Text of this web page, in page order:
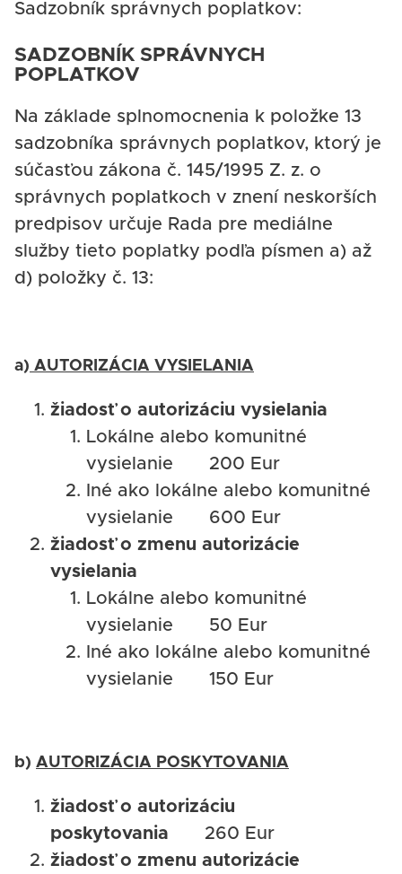
Sadzobník správnych poplatkov:
SADZOBNÍK SPRÁVNYCH
POPLATKOV
Na základe splnomocnenia k položke 13
sadzobníka správnych poplatkov, ktorý je
súčasťou zákona č. 145/1995 Z. z. o
správnych poplatkoch v znení neskorších
predpisov určuje Rada pre mediálne
služby tieto poplatky podľa písmen a) až
d) položky č. 13:
a) AUTORIZÁCIA VYSIELANIA
žiadosť o autorizáciu vysielania
Lokálne alebo komunitné
vysielanie 200 Eur
Iné ako lokálne alebo komunitné
vysielanie 600 Eur
žiadosť o zmenu autorizácie
vysielania
Lokálne alebo komunitné
vysielanie 50 Eur
Iné ako lokálne alebo komunitné
vysielanie 150 Eur
b) AUTORIZÁCIA POSKYTOVANIA
žiadosť o autorizáciu
poskytovania 260 Eur
žiadosť o zmenu autorizácie